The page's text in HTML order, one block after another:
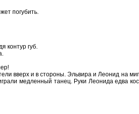
погубить.
контур губ.
вверх и в стороны. Эльвира и Леонид на
медленный танец. Руки Леонида едва